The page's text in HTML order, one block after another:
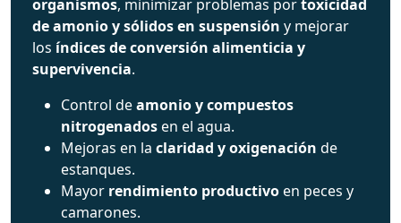
organismos, minimizar problemas portoxicidad
de amonio y sólidos en suspensión y mejorar
los índices de conversión alimenticia y
supervivencia.
Control deamonio y compuestos
nitrogenadosen el agua.
Mejoras en la claridad y oxigenación de
estanques.
Mayor rendimiento productivoen peces y
camarones.